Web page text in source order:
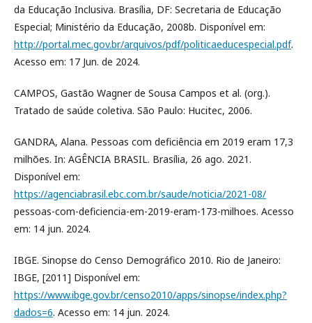
da Educação Inclusiva. Brasília, DF: Secretaria de Educação
Especial; Ministério da Educação, 2008b. Disponível em:
http://portal.mec.gov.br/arquivos/pdf/politicaeducespecial.pdf.
Acesso em: 17 Jun. de 2024.
CAMPOS, Gastão Wagner de Sousa Campos et al. (org.).
Tratado de saúde coletiva. São Paulo: Hucitec, 2006.
GANDRA, Alana. Pessoas com deficiência em 2019 eram 17,3
milhões. In: AGÊNCIA BRASIL. Brasília, 26 ago. 2021.
Disponível em:
https://agenciabrasil.ebc.com.br/saude/noticia/2021-08/
pessoas-com-deficiencia-em-2019-eram-173-milhoes. Acesso
em: 14 jun. 2024.
IBGE. Sinopse do Censo Demográfico 2010. Rio de Janeiro:
IBGE, [2011] Disponível em:
https://www.ibge.gov.br/censo2010/apps/sinopse/index.php?
dados=6. Acesso em: 14 jun. 2024.